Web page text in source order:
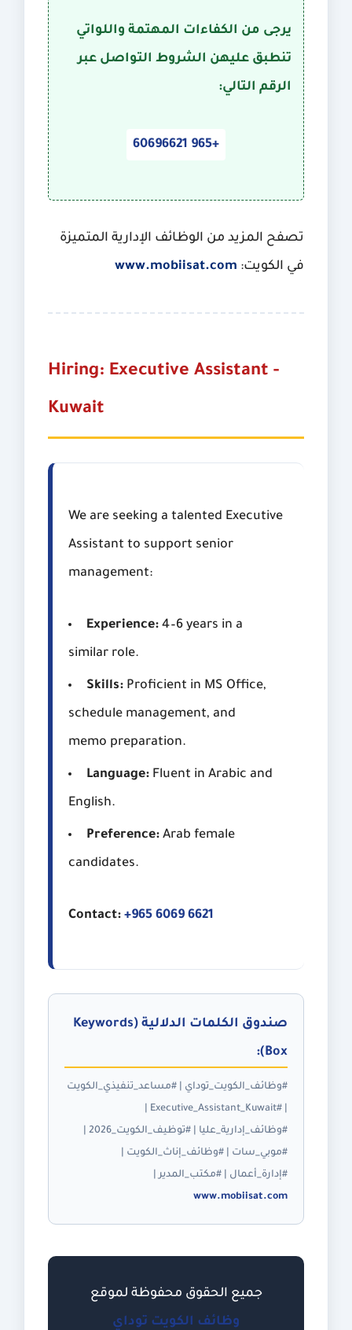
يرجى من الكفاءات المهتمة واللواتي
تنطبق عليهن الشروط التواصل عبر
الرقم التالي:
60696621 965+
تصفح المزيد من الوظائف الإدارية المتميزة
في الكويت: www.mobiisat.com
Hiring: Executive Assistant -
Kuwait
We are seeking a talented Executive
Assistant to support senior
management:
Experience: 4–6 years in a
similar role.
Skills: Proficient in MS Office,
schedule management, and
memo preparation.
Language: Fluent in Arabic and
English.
Preference: Arab female
candidates.
Contact: +965 6069 6621
صندوق الكلمات الدلالية (Keywords
Box):
#وظائف_الكويت_توداي | #مساعد_تنفيذي_الكويت
#موبي_سات | #وظائف_إناث_الكويت |
#إدارة_أعمال | #مكتب_المدير |
www.mobiisat.com
جميع الحقوق محفوظة لموقع
وظائف الكويت توداي